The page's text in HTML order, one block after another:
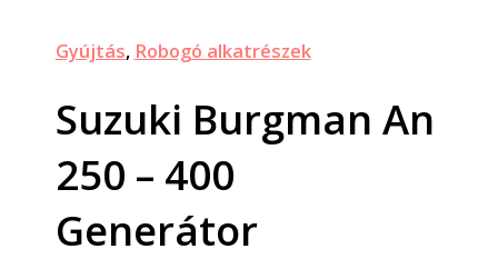
Gyújtás, Robogó alkatrészek
Suzuki Burgman An
250 – 400
Generátor